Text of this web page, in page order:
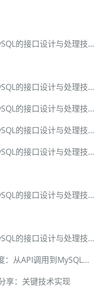
应对大规模数据集成：马帮与MySQL的接口设计与处理技术
应对大规模数据集成：马帮与MySQL的接口设计与处理技术
应对大规模数据集成：马帮与MySQL的接口设计与处理技术
应对大规模数据集成：马帮与MySQL的接口设计与处理技术
应对大规模数据集成：马帮与MySQL的接口设计与处理技术
应对大规模数据集成：马帮与MySQL的接口设计与处理技术
应对大规模数据集成：马帮与MySQL的接口设计与处理技术
高效实现聚水潭数据集成到BI彩度：从API调用到MySQL存储
享：关键技术实现